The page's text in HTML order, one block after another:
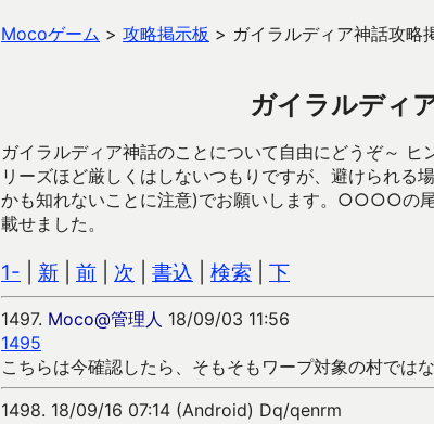
Mocoゲーム > 攻略掲示板 > ガイラルディア神話攻略
ガイラルディ
ガイラルディア神話のことについて自由にどうぞ～
リーズほど厳しくはしないつもりですが、避けられる
かも知れないことに注意)でお願いします。○○○○の尾
載せました。
1- 新 前 次 書込 検索 下
1497. Moco@管理人 18/09/03 11:56
1495
こちらは今確認したら、そもそもワープ対象の村では
1498. 18/09/16 07:14 (Android) Dq/qenrm